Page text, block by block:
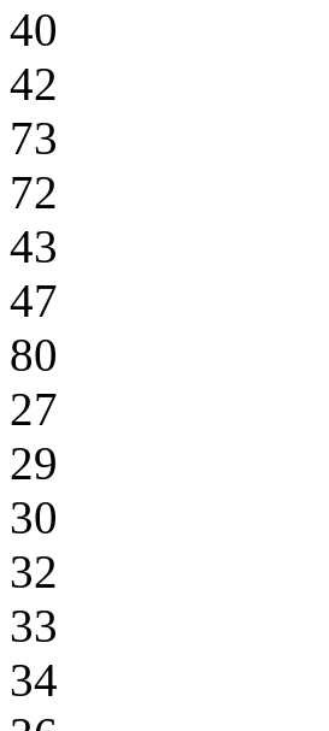
40
42
73
72
43
47
80
27
29
30
32
33
34